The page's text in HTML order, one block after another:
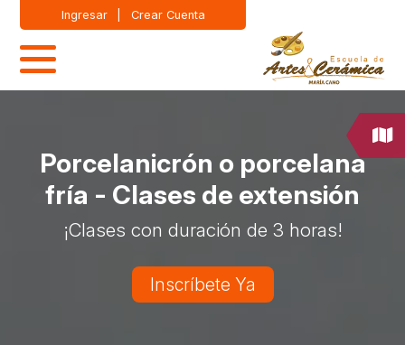
Ingresar Crear Cuenta
Porcelanicrón o porcelana
fría - Clases de extensión
¡Clases con duración de 3 horas!
Inscríbete Ya